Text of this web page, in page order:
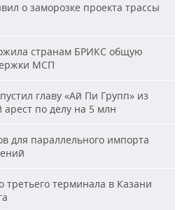
о заморозке проекта трассы
странам БРИКС общую
МСП
главу «Ай Пи Групп» из
по делу на 5 млн
для параллельного импорта
третьего терминала в Казани